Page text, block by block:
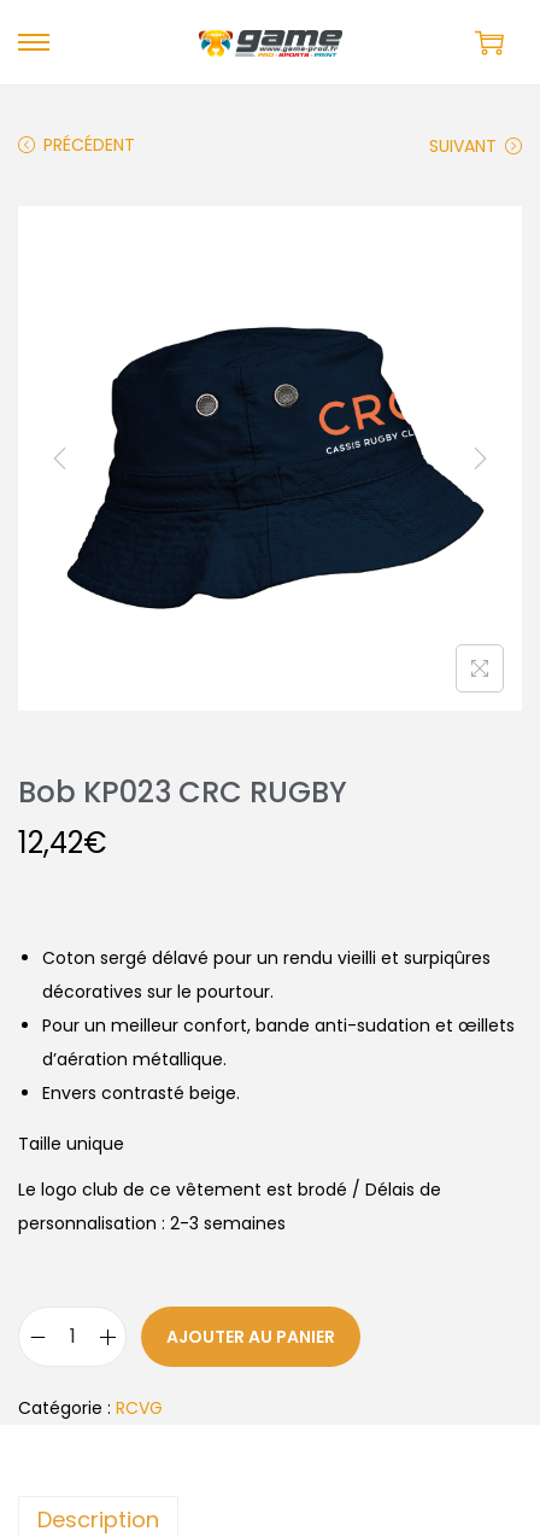
PRÉCÉDENT SUIVANT
Bob KP023 CRC RUGBY
12,42€
Coton sergé délavé pour un rendu vieilli et surpiqûres
décoratives sur le pourtour.
Pour un meilleur confort, bande anti-sudation et œillets
d’aération métallique.
Envers contrasté beige.
Taille unique
Le logo club de ce vêtement est brodé / Délais de
personnalisation : 2-3 semaines
AJOUTER AU PANIER
Catégorie : RCVG
Description